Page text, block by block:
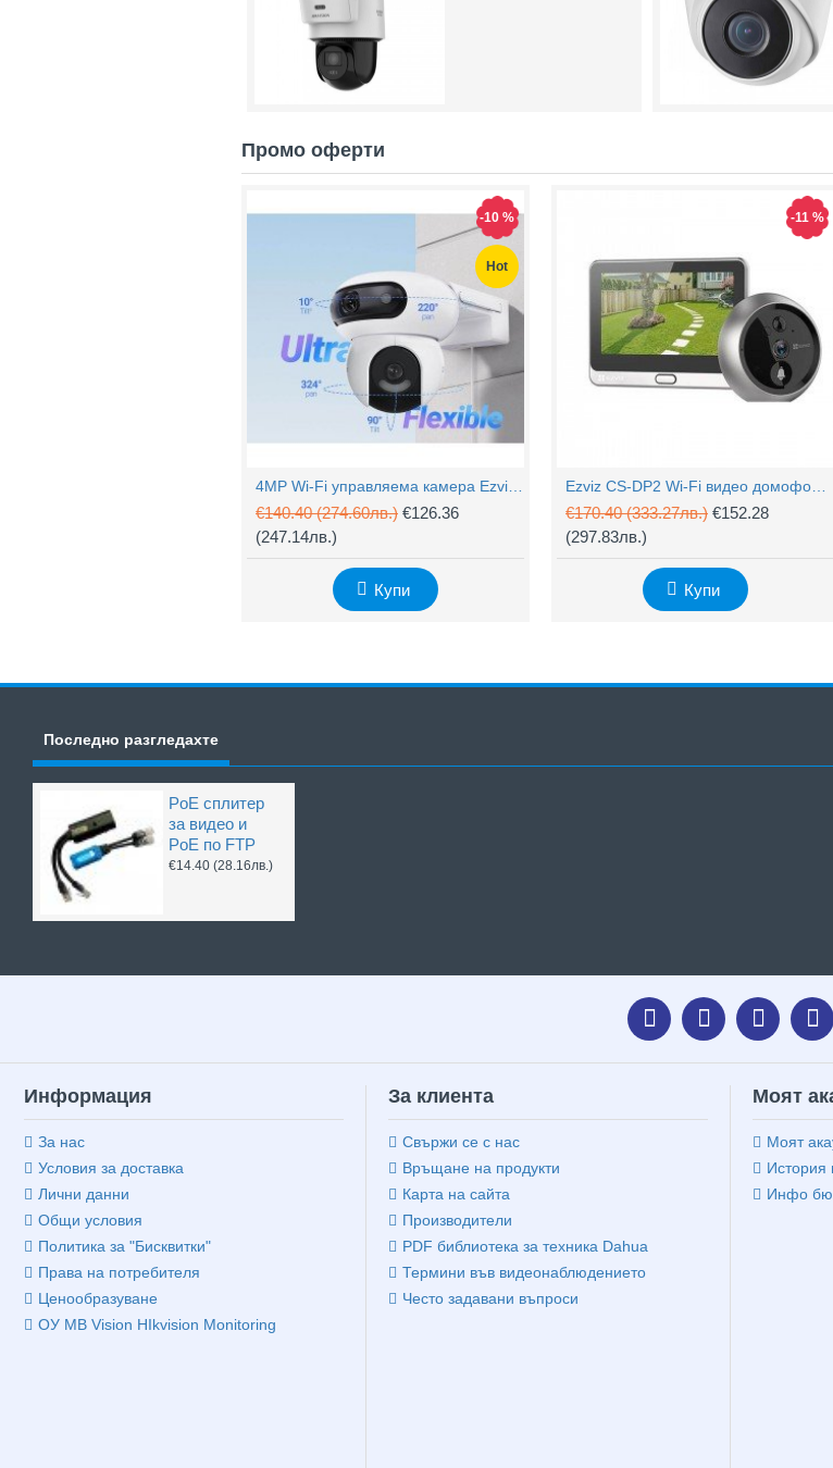
Промо оферти
Hot
-10 %
€140.40(274.60лв.) €126.36
(247.14лв.)
Купи
-11 %
€170.40(333.27лв.) €152.28
(297.83лв.)
Купи
Последно разгледахте
PoE сплитер
за видео и
PoE по FTP
€14.40(28.16лв.)
Информация
За нас
Условия за доставка
Лични данни
Общи условия
Политика за "Бисквитки"
Права на потребителя
Ценообразуване
ОУ MB Vision HIkvision Monitoring
За клиента
Свържи се с нас
Връщане на продукти
Карта на сайта
Производители
PDF библиотека за техника Dahua
Термини във видеонаблюдението
Често задавани въпроси
Моят
Моят
История
Инфо